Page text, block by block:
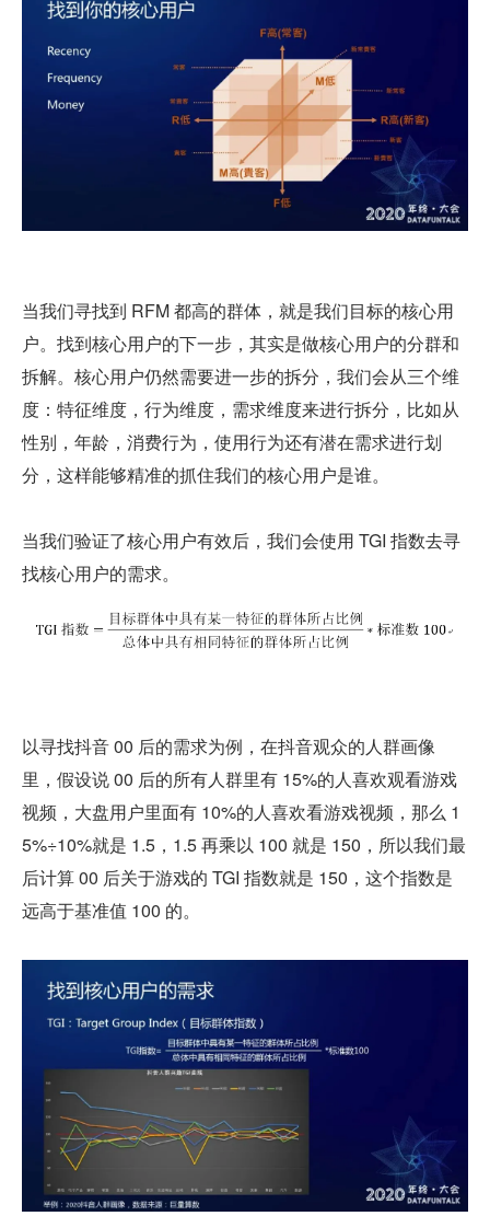
当我们寻找到 RFM 都高的群体，就是我们目标的核心用
户。找到核心用户的下一步，其实是做核心用户的分群和
拆解。核心用户仍然需要进一步的拆分，我们会从三个维
度：特征维度，行为维度，需求维度来进行拆分，比如从
性别，年龄，消费行为，使用行为还有潜在需求进行划
分，这样能够精准的抓住我们的核心用户是谁。
当我们验证了核心用户有效后，我们会使用 TGI 指数去寻
找核心用户的需求。
以寻找抖音 00 后的需求为例，在抖音观众的人群画像
里，假设说 00 后的所有人群里有 15%的人喜欢观看游戏
视频，大盘用户里面有 10%的人喜欢看游戏视频，那么 1
5%÷10%就是 1.5，1.5 再乘以 100 就是 150，所以我们最
后计算 00 后关于游戏的 TGI 指数就是 150，这个指数是
远高于基准值 100 的。